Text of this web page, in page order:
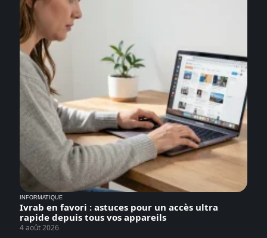
INFORMATIQUE
Ivrab en favori : astuces pour un accès ultra
rapide depuis tous vos appareils
4 août 2026